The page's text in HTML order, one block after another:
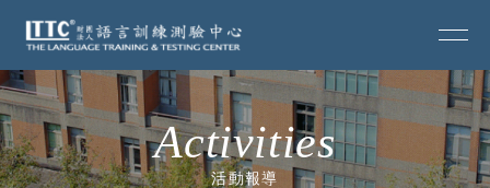
Activities
活動報導